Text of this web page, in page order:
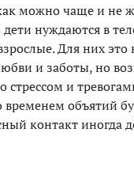
можно чаще и не
нуждаются в
Для них это
и заботы, но
стрессом и
временем объятий
контакт иногда